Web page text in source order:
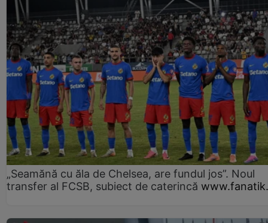
„Seamănă cu ăla de Chelsea, are fundul jos”. Noul
transfer al FCSB, subiect de caterincă